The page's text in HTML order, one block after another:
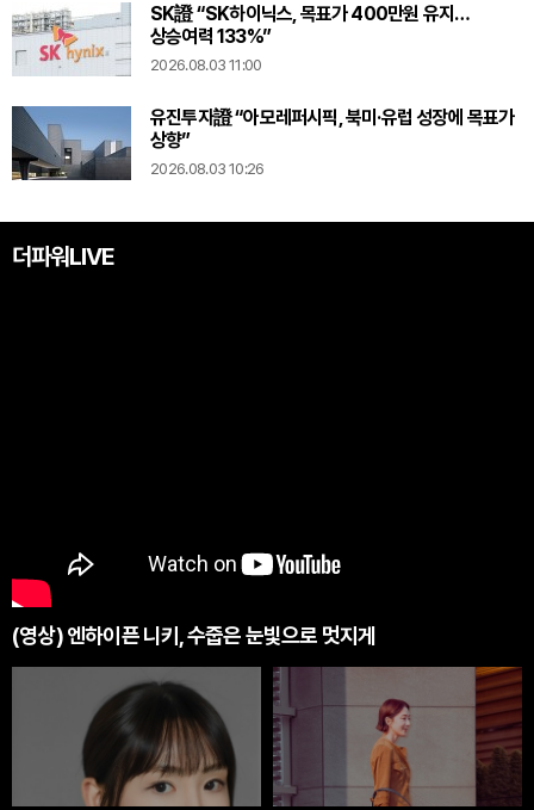
SK證 “SK하이닉스, 목표가 400만원 유지…
상승여력 133%”
2026.08.03 11:00
유진투자證 “아모레퍼시픽, 북미·유럽 성장에 목표가
상향”
2026.08.03 10:26
더파워LIVE
(영상) 엔하이픈 니키, 수줍은 눈빛으로 멋지게